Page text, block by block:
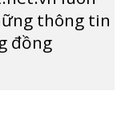
thông tin
đồng